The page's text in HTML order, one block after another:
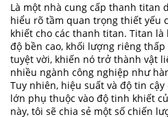
Là một nhà cung cấp thanh titan
hiểu rõ tầm quan trọng thiết yếu
khiết cho các thanh titan. Titan
độ bền cao, khối lượng riêng
tuyệt vời, khiến nó trở thành vật
nhiều ngành công nghiệp như
Tuy nhiên, hiệu suất và độ tin
lớn phụ thuộc vào độ tinh khiết
này, tôi sẽ chia sẻ một số chiến